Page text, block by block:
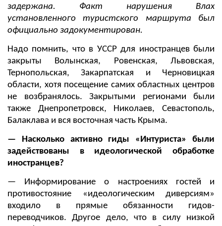
задержана. Факт нарушения Влах
установленного туристского маршрута был
официально задокументирован.
Надо помнить, что в УССР для иностранцев были
закрыты Волынская, Ровенская, Львовская,
Тернопольская, Закарпатская и Черновицкая
области, хотя посещение самих областных центров
не возбранялось. Закрытыми регионами были
также Днепропетровск, Николаев, Севастополь,
Балаклава и вся восточная часть Крыма.
— Насколько активно гиды «Интуриста» были
задействованы в идеологической обработке
иностранцев?
— Информирование о настроениях гостей и
противостояние «идеологическим диверсиям»
входило в прямые обязанности гидов-
переводчиков. Другое дело, что в силу низкой